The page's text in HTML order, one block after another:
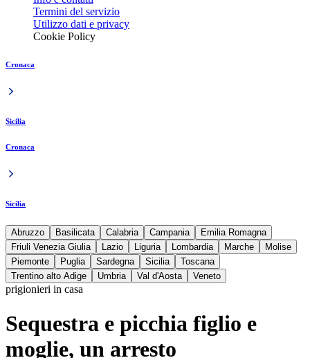
Termini del servizio
Utilizzo dati e privacy
Cookie Policy
Cronaca
Sicilia
Cronaca
Sicilia
Abruzzo Basilicata Calabria Campania
Emilia Romagna
Friuli Venezia Giulia
Lazio Liguria Lombardia Marche
Molise
Piemonte
Puglia Sardegna Sicilia
Toscana
Trentino alto Adige
Umbria Val d'Aosta Veneto
prigionieri in casa
Sequestra e picchia figlio e
moglie, un arresto